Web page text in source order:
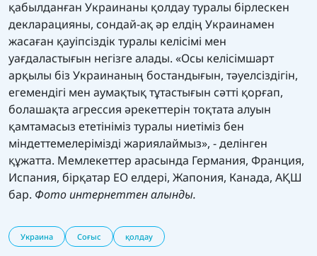
қабылданған Украинаны қолдау туралы бірлескен
декларацияны, сондай-ақ әр елдің Украинамен
жасаған қауіпсіздік туралы келісімі мен
уағдаластығын негізге алады. «Осы келісімшарт
арқылы біз Украинаның бостандығын, тәуелсіздігін,
егемендігі мен аумақтық тұтастығын сәтті қорғап,
болашақта агрессия әрекеттерін тоқтата алуын
қамтамасыз ететініміз туралы ниетіміз бен
міндеттемелерімізді жариялаймыз», - делінген
құжатта. Мемлекеттер арасында Германия, Франция,
Испания, бірқатар ЕО елдері, Жапония, Канада, АҚШ
бар. Фото интернеттен алынды.
Украина Соғыс қолдау